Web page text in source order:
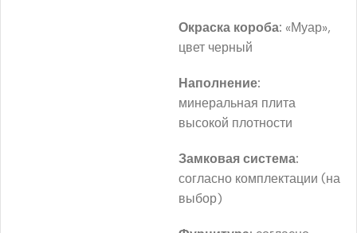
Окраска короба: «Муар»,
цвет черный
Наполнение:
минеральная плита
высокой плотности
Замковая система:
согласно комплектации (на
выбор)